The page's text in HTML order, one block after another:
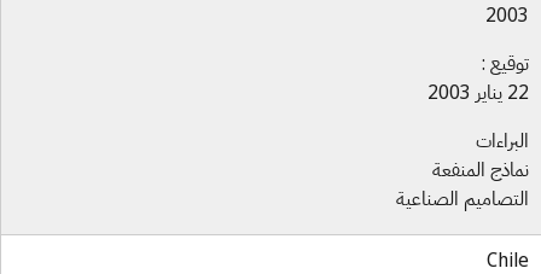
:
المنفعة
الصناعية